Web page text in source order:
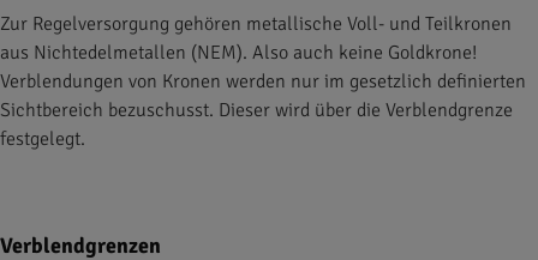
Zur Regelversorgung gehören metallische Voll- und Teilkronen
aus Nichtedelmetallen (NEM). Also auch keine Goldkrone!
Verblendungen von Kronen werden nur im gesetzlich definierten
Sichtbereich bezuschusst. Dieser wird über die Verblendgrenze
festgelegt.
Verblendgrenzen